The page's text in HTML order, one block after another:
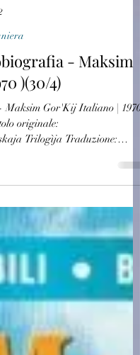
- Maksim
)(30/4)
Trilogìja Traduzione: